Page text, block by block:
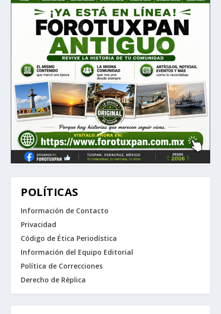
POLÍTICAS
Información de Contacto
Privacidad
Código de Ética Periodística
Información del Equipo Editorial
Política de Correcciones
Derecho de Réplica